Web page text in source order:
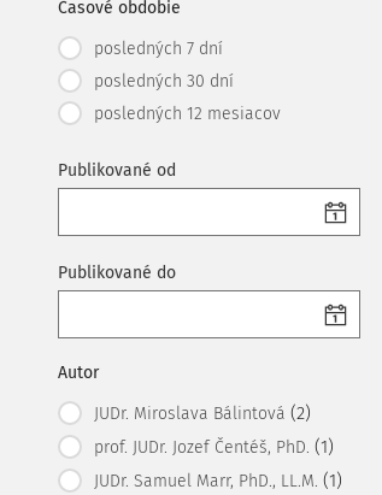
Časové obdobie
posledných 7 dní
posledných 30 dní
posledných 12 mesiacov
Publikované od
Publikované do
Autor
JUDr. Miroslava Bálintová (2)
prof. JUDr. Jozef Čentéš, PhD. (1)
JUDr. Samuel Marr, PhD., LL.M. (1)